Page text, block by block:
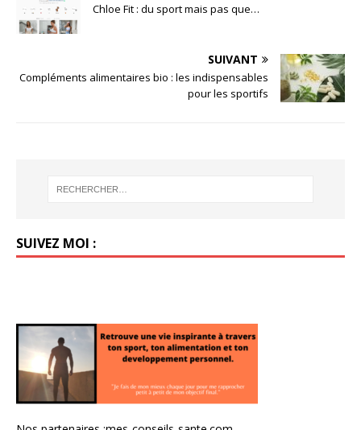
Chloe Fit : du sport mais pas que…
SUIVANT
Compléments alimentaires bio : les indispensables
pour les sportifs
SUIVEZ MOI :